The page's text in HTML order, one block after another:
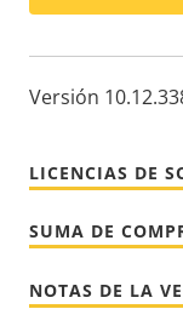
Versión
LICENCIAS DE
SUMA DE
NOTAS DE LA